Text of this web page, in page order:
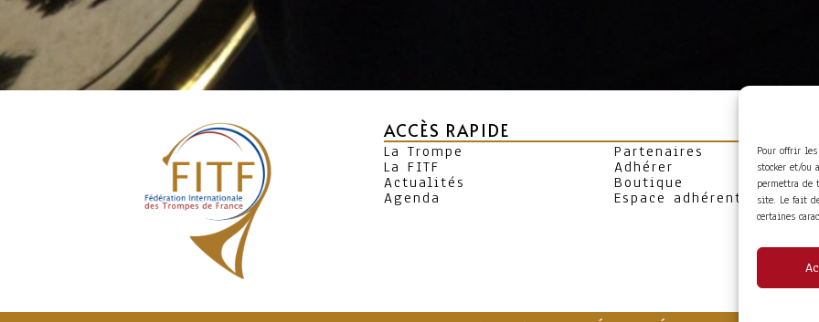
Pour offrir
stocker et/ou
permettra de
site. Le fait
certaines
ACCÈS RAPIDE
La Trompe
La FITF
Actualités
Agenda
Partenaires
Adhérer
Boutique
Espace adhérent